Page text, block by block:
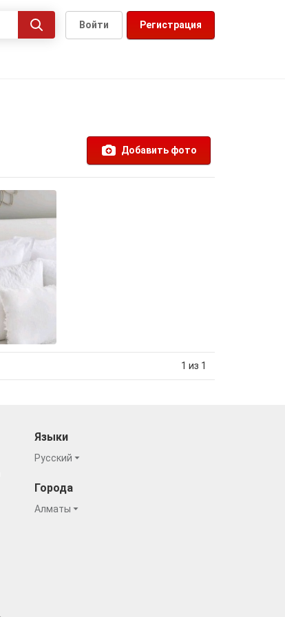
Регистрация
Войти
Добавить фото
1 из 1
Языки
Русский
Города
Алматы